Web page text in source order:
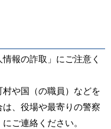
報の詐取」にご注意く
や国（の職員）などを
、役場や最寄りの警察
ご連絡ください。